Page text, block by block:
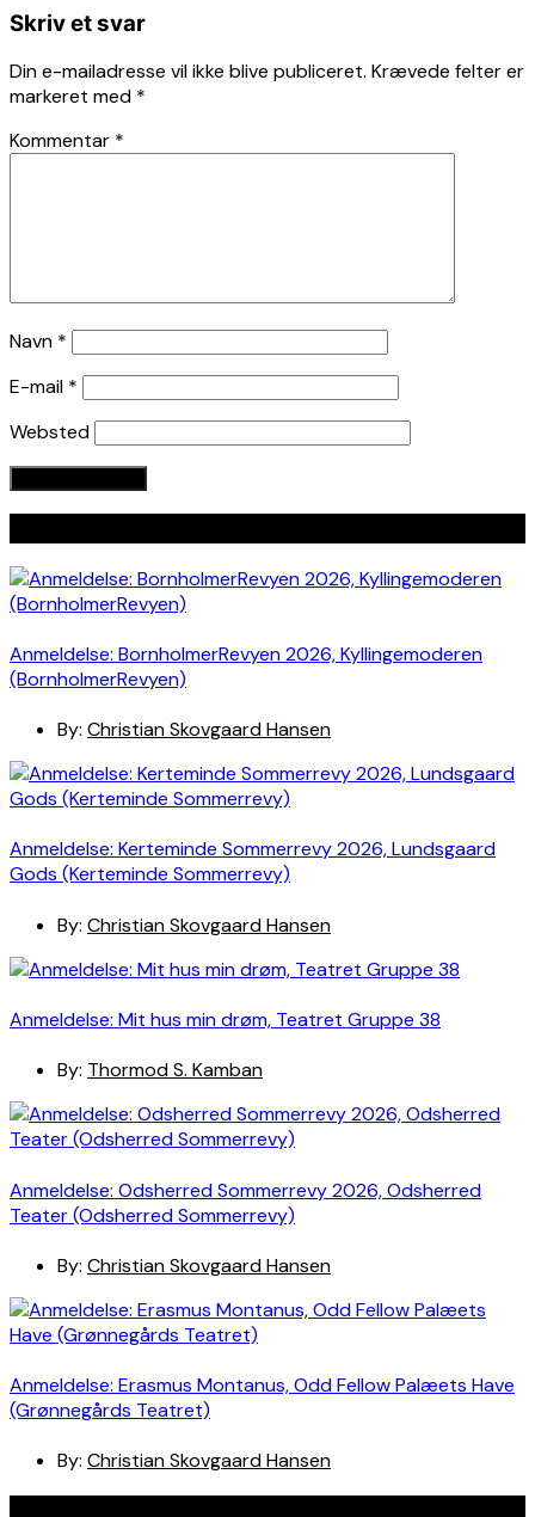
Skriv et svar
Din e-mailadresse vil ikke blive publiceret. Krævede felter er
markeret med *
Kommentar *
Navn *
E-mail *
Websted
Anmeldelse: BornholmerRevyen 2026, Kyllingemoderen
(BornholmerRevyen)
By: Christian Skovgaard Hansen
Anmeldelse: Kerteminde Sommerrevy 2026, Lundsgaard
Gods (Kerteminde Sommerrevy)
By: Christian Skovgaard Hansen
Anmeldelse: Mit hus min drøm, Teatret Gruppe 38
By: Thormod S. Kamban
Anmeldelse: Odsherred Sommerrevy 2026, Odsherred
Teater (Odsherred Sommerrevy)
By: Christian Skovgaard Hansen
Anmeldelse: Erasmus Montanus, Odd Fellow Palæets Have
(Grønnegårds Teatret)
By: Christian Skovgaard Hansen